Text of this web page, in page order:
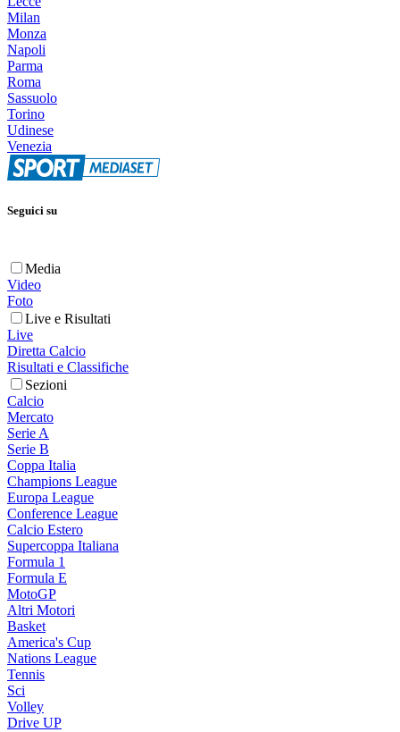
Milan
Monza
Napoli
Parma
Roma
Sassuolo
Torino
Udinese
Venezia
Seguici su
Media
Video
Foto
Live e Risultati
Live
Diretta Calcio
Risultati e Classifiche
Sezioni
Calcio
Mercato
Serie A
Serie B
Coppa Italia
Champions League
Europa League
Conference League
Calcio Estero
Supercoppa Italiana
Formula 1
Formula E
MotoGP
Altri Motori
Basket
America's Cup
Nations League
Tennis
Sci
Volley
Drive UP